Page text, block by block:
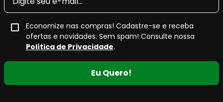
Economize nas compras! Cadastre-se e receba
ofertas e novidades. Sem spam! Consulte nossa
Política de Privacidade.
Eu Quero!